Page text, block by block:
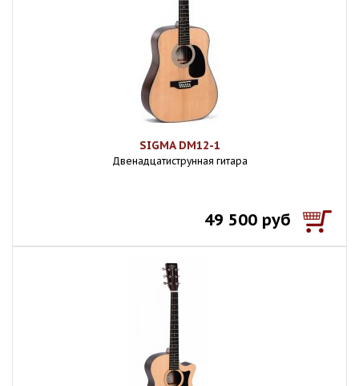
SIGMA DM12-1
Двенадцатиструнная гитара
49 500 руб